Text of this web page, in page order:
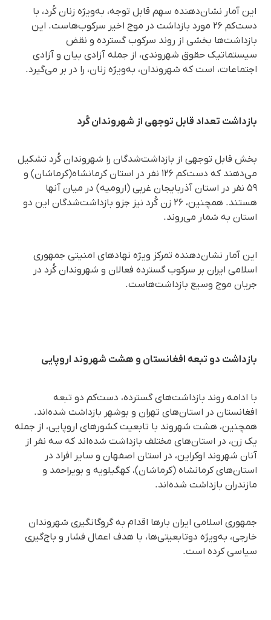
این آمار نشان‌دهنده سهم قابل توجه، به‌ویژه زنان کُرد، با
دست‌کم ۲۶ مورد بازداشت در موج اخیر سرکوب‌هاست. این
بازداشت‌ها بخشی از روند سرکوب‌ گسترده و نقض
سیستماتیک حقوق شهروندی، از جمله آزادی بیان و آزادی
اجتماعات، است که شهروندان، به‌ویژه زنان، را در بر می‌گیرد.
بازداشت تعداد قابل توجهی از شهروندان کُرد
بخش قابل توجهی از بازداشت‌شدگان را شهروندان کُرد تشکیل
می‌دهند که دست‌کم ۱۲۶ نفر در استان کرمانشاه(کرماشان) و
۵٩ نفر در استان آذربایجان غربی (ارومیە) در میان آنها
هستند. همچنین، ۲۶ زن کُرد نیز جزو بازداشت‌شدگان این دو
استان به شمار می‌روند.
این آمار نشان‌دهنده تمرکز ویژه نهادهای امنیتی جمهوری
اسلامی ایران بر سرکوب گسترده فعالان و شهروندان کُرد در
جریان موج وسیع بازداشت‌هاست.
بازداشت دو تبعه افغانستان و هشت شهروند اروپایی
با ادامه روند بازداشت‌های گسترده، دست‌کم دو تبعه
افغانستان در استان‌های تهران و بوشهر بازداشت شده‌اند.
همچنین، هشت شهروند با تابعیت کشورهای اروپایی، از جمله
یک زن، در استان‌های مختلف بازداشت شده‌اند که سه نفر از
آنان شهروند اوکراین، در استان اصفهان و سایر افراد در
استان‌های کرمانشاه (کرماشان)، کهگیلویه و بویراحمد و
مازندران بازداشت شده‌اند.
جمهوری اسلامی ایران بارها اقدام به گروگانگیری شهروندان
خارجی، به‌ویژه دوتابعیتی‌ها، با هدف اعمال فشار و باج‌گیری
سیاسی کرده است.